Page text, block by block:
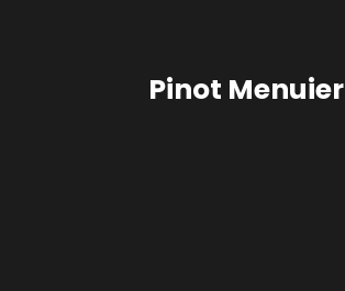
Pinot Menuier